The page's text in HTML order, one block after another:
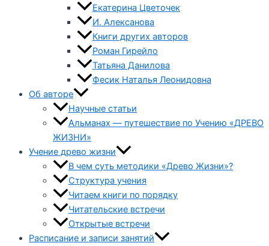
Екатерина Цветочек
И. Алексанова
Книги других авторов
Роман Гирейло
Татьяна Данилова
Фесик Наталья Леонидовна
Об авторе
Научные статьи
Альманах — путешествие по Учению «ДРЕВО
ЖИЗНИ»
Учение древо жизни
В чем суть методики «Древо Жизни»?
Структура учения
Читаем книги по порядку
Читательские встречи
Открытые встречи
Расписание и записи занятий